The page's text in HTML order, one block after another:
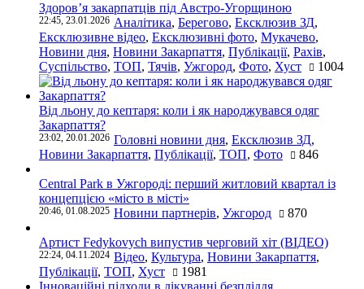
Здоров’я закарпатців під Австро-Угорщиною
22:45, 23.01.2026 Аналітика, Берегово, Ексклюзив ЗД,
Ексклюзивне відео, Ексклюзивні фото, Мукачево,
Новини дня, Новини Закарпаття, Публікації, Рахів,
Суспільство, ТОП, Тячів, Ужгород, Фото, Хуст 1004
Від льону до кептаря: коли і як народжувався одяг
Закарпаття?
23:02, 20.01.2026 Головні новини дня, Ексклюзив ЗД,
Новини Закарпаття, Публікації, ТОП, Фото 846
Central Park в Ужгороді: перший житловий квартал із
концепцією «місто в місті»
20:46, 01.08.2025 Новини партнерів, Ужгород 870
Артист Fedykovych випустив черговий хіт (ВІДЕО)
22:24, 04.11.2024 Відео, Культура, Новини Закарпаття,
Публікації, ТОП, Хуст
1981